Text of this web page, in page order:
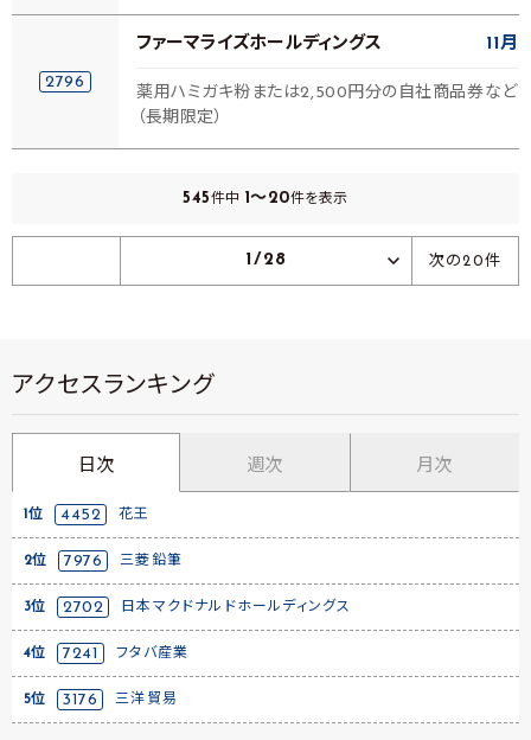
2796
ファーマライズホールディングス 11月
薬用ハミガキ粉または2,500円分の自社商品券など
（長期限定）
545件中 1～20件を表示
1/28 次の20件
アクセスランキング
日次 週次 月次
1位 4452 花王
2位 7976 三菱鉛筆
3位 2702 日本マクドナルドホールディングス
4位 7241 フタバ産業
5位 3176 三洋貿易